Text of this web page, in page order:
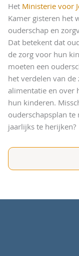
Het Ministerie voor
Kamer gisteren het
ouderschap en
Dat betekent dat
de zorg voor hun
moeten een
het verdelen van
alimentatie en over
hun kinderen.
ouderschapsplan te
jaarlijks te herijken?